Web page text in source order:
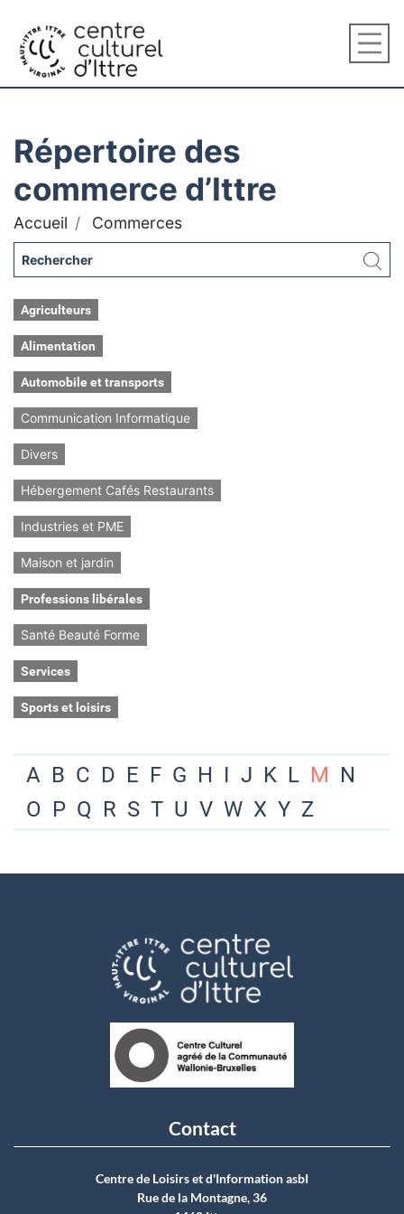
Répertoire des
commerce d’Ittre
Accueil Commerces
Agriculteurs
Alimentation
Automobile et transports
Communication Informatique
Divers
Hébergement Cafés Restaurants
Industries et PME
Maison et jardin
Professions libérales
Santé Beauté Forme
Services
Sports et loisirs
A B C D E F G H I J K L M N
O P Q R S T U V W X Y Z
Contact
Centre de Loisirs et d'Information asbI
Rue de la Montagne, 36